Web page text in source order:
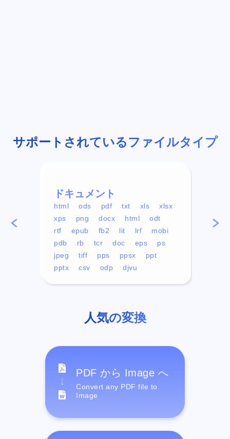
サポートされているファイルタイプ
ドキュメント
html ods pdf txt xls
xlsx
xps
png docx html
odt
rtf
epub fb2 lit lrf
mobi
pdb
rb tcr doc eps
ps
jpeg
tiff pps ppsx
ppt
pptx
csv odp djvu
mp4
人気の変換
PDF から Image へ
Convert any PDF file to
Image